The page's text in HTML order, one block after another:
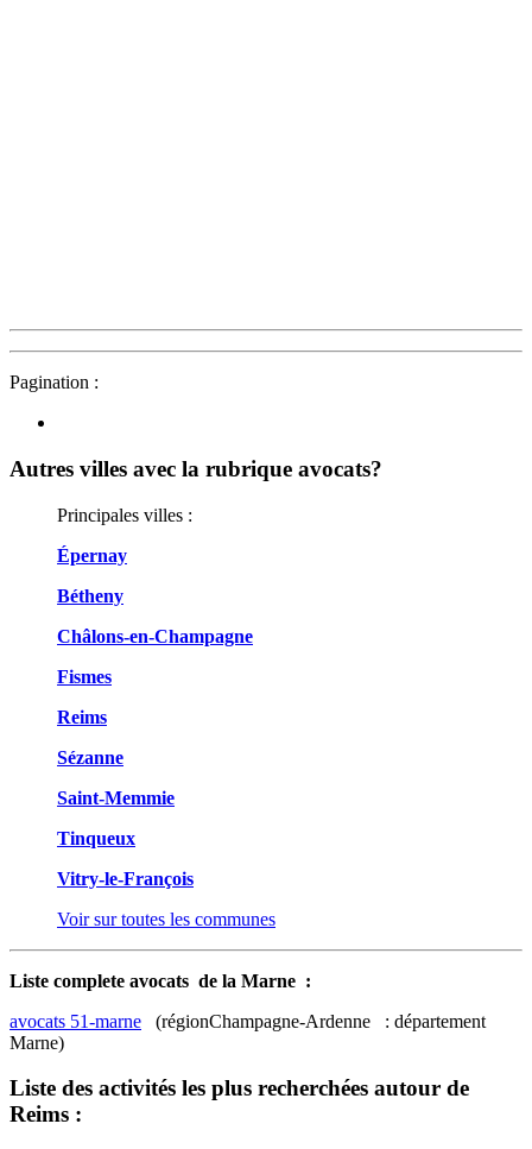
Pagination :
Autres villes avec la rubrique avocats?
Principales villes :
Épernay
Bétheny
Châlons-en-Champagne
Fismes
Reims
Sézanne
Saint-Memmie
Tinqueux
Vitry-le-François
Voir sur toutes les communes
Liste complete avocats de la Marne :
avocats 51-marne (régionChampagne-Ardenne : département
Marne)
Liste des activités les plus recherchées autour de
Reims :